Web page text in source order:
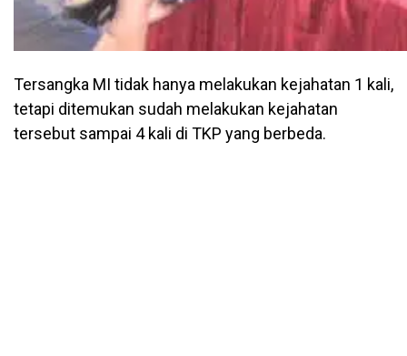
Tersangka MI tidak hanya melakukan kejahatan 1 kali,
tetapi ditemukan sudah melakukan kejahatan
tersebut sampai 4 kali di TKP yang berbeda.